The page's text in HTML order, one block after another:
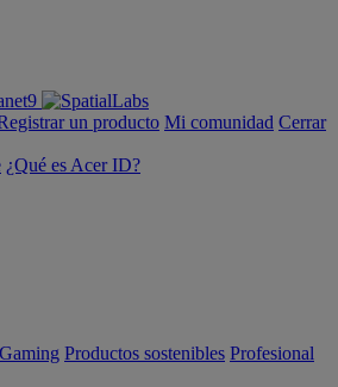
un producto Mi comunidad Cerrar
¿Qué es Acer ID?
Gaming Productos sostenibles Profesional